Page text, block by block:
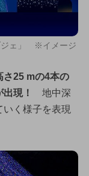
ジェ」 ※イメージ
さ25 mの4本の
現！
地中深
いく様子を表現